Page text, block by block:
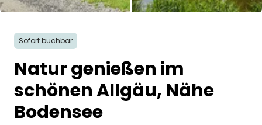
Shop
Kontakt
Select language
Sofort buchbar
Natur genießen im
schönen Allgäu, Nähe
Bodensee